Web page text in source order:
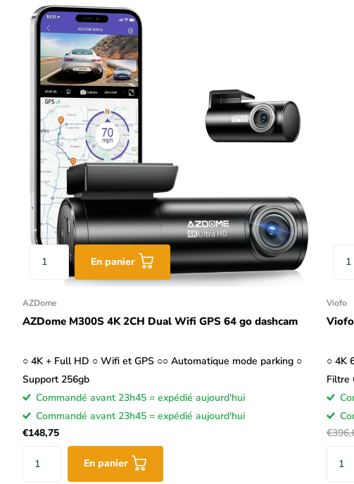
En panier
AZDome
AZDome M300S 4K 2CH Dual Wifi GPS 64 go dashcam
○ 4K + Full HD ○ Wifi et GPS ○○ Automatique mode parking ○
Support 256gb
Commandé avant 23h45 = expédié aujourd'hui
Commandé avant 23h45 = expédié aujourd'hui
€148,75
En panier
Viofo
○ 4K
Filtre